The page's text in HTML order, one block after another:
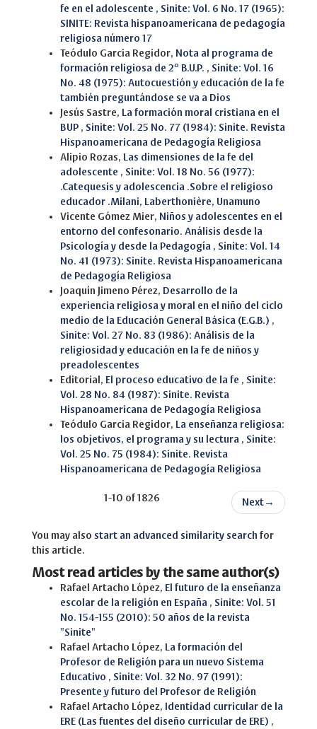
fe en el adolescente , Sinite: Vol. 6 No. 17 (1965):
SINITE: Revista hispanoamericana de pedagogía
religiosa número 17
Teódulo Garcia Regidor, Nota al programa de
formación religiosa de 2º B.U.P. , Sinite: Vol. 16
No. 48 (1975): Autocuestión y educación de la fe
también preguntándose se va a Dios
Jesús Sastre, La formación moral cristiana en el
BUP , Sinite: Vol. 25 No. 77 (1984): Sinite. Revista
Hispanoamericana de Pedagogía Religiosa
Alipio Rozas, Las dimensiones de la fe del
adolescente , Sinite: Vol. 18 No. 56 (1977):
.Catequesis y adolescencia .Sobre el religioso
educador .Milani, Laberthonière, Unamuno
Vicente Gómez Mier, Niños y adolescentes en el
entorno del confesonario. Análisis desde la
Psicología y desde la Pedagogía , Sinite: Vol. 14
No. 41 (1973): Sinite. Revista Hispanoamericana
de Pedagogía Religiosa
Joaquín Jimeno Pérez, Desarrollo de la
experiencia religiosa y moral en el niño del ciclo
medio de la Educación General Básica (E.G.B.) ,
Sinite: Vol. 27 No. 83 (1986): Análisis de la
religiosidad y educación en la fe de niños y
preadolescentes
Editorial, El proceso educativo de la fe , Sinite:
Vol. 28 No. 84 (1987): Sinite. Revista
Hispanoamericana de Pedagogía Religiosa
Teódulo Garcia Regidor, La enseñanza religiosa:
los objetivos, el programa y su lectura , Sinite:
Vol. 25 No. 75 (1984): Sinite. Revista
Hispanoamericana de Pedagogía Religiosa
1-10 of 1826 Next →
You may also start an advanced similarity search for
this article.
Most read articles by the same author(s)
Rafael Artacho López, El futuro de la enseñanza
escolar de la religión en España , Sinite: Vol. 51
No. 154-155 (2010): 50 años de la revista
"Sinite"
Rafael Artacho López, La formación del
Profesor de Religión para un nuevo Sistema
Educativo , Sinite: Vol. 32 No. 97 (1991):
Presente y futuro del Profesor de Religión
Rafael Artacho López, Identidad curricular de la
ERE (Las fuentes del diseño curricular de ERE) ,